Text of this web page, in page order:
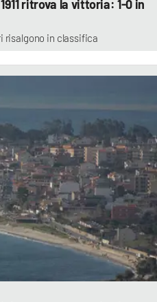
ritrova la vittoria: 1-0 in
risalgono in classifica